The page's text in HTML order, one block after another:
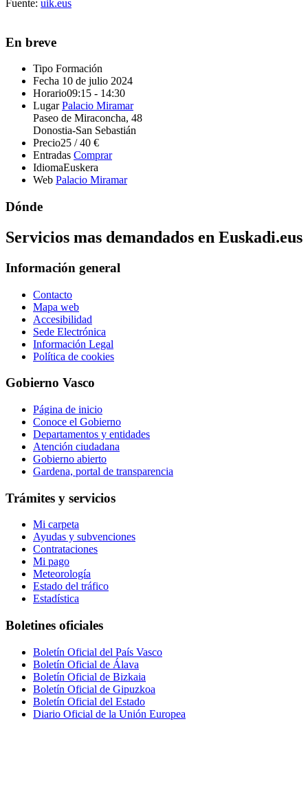
Fuente: uik.eus
En breve
Tipo Formación
Fecha 10 de julio 2024
Horario09:15 - 14:30
Lugar Palacio Miramar
Paseo de Miraconcha, 48
Donostia-San Sebastián
Precio25 / 40 €
Entradas Comprar
IdiomaEuskera
Web Palacio Miramar
Dónde
Servicios mas demandados en Euskadi.eus
Información general
Contacto
Mapa web
Accesibilidad
Sede Electrónica
Información Legal
Política de cookies
Gobierno Vasco
Página de inicio
Conoce el Gobierno
Departamentos y entidades
Atención ciudadana
Gobierno abierto
Gardena, portal de transparencia
Trámites y servicios
Mi carpeta
Ayudas y subvenciones
Contrataciones
Mi pago
Meteorología
Estado del tráfico
Estadística
Boletines oficiales
Boletín Oficial del País Vasco
Boletín Oficial de Álava
Boletín Oficial de Bizkaia
Boletín Oficial de Gipuzkoa
Boletín Oficial del Estado
Diario Oficial de la Unión Europea